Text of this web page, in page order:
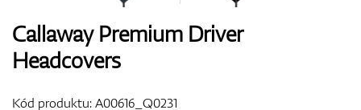
Callaway Premium Driver
Headcovers
Kód produktu:A00616_Q0231